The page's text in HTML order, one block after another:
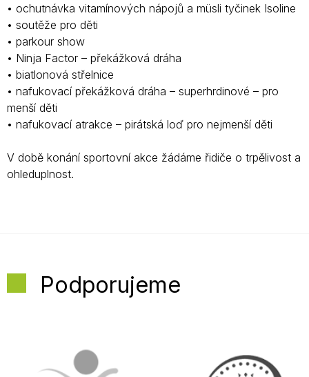
• ochutnávka vitamínových nápojů a müsli tyčinek Isoline
• soutěže pro děti
• parkour show
• Ninja Factor – překážková dráha
• biatlonová střelnice
• nafukovací překážková dráha – superhrdinové – pro
menší děti
• nafukovací atrakce – pirátská loď pro nejmenší děti
V době konání sportovní akce žádáme řidiče o trpělivost a
ohleduplnost.
Podporujeme